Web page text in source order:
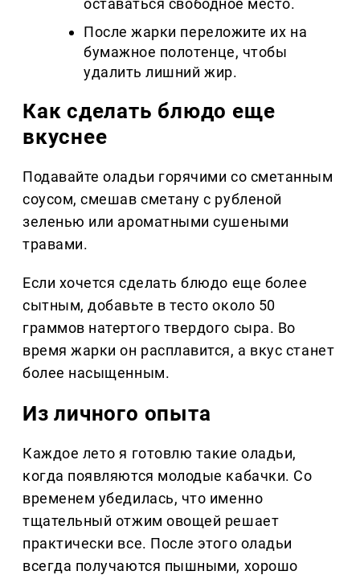
оставаться свободное место.
После жарки переложите их на
бумажное полотенце, чтобы
удалить лишний жир.
Как сделать блюдо еще
вкуснее
Подавайте оладьи горячими со сметанным
соусом, смешав сметану с рубленой
зеленью или ароматными сушеными
травами.
Если хочется сделать блюдо еще более
сытным, добавьте в тесто около 50
граммов натертого твердого сыра. Во
время жарки он расплавится, а вкус станет
более насыщенным.
Из личного опыта
Каждое лето я готовлю такие оладьи,
когда появляются молодые кабачки. Со
временем убедилась, что именно
тщательный отжим овощей решает
практически все. После этого оладьи
всегда получаются пышными, хорошо